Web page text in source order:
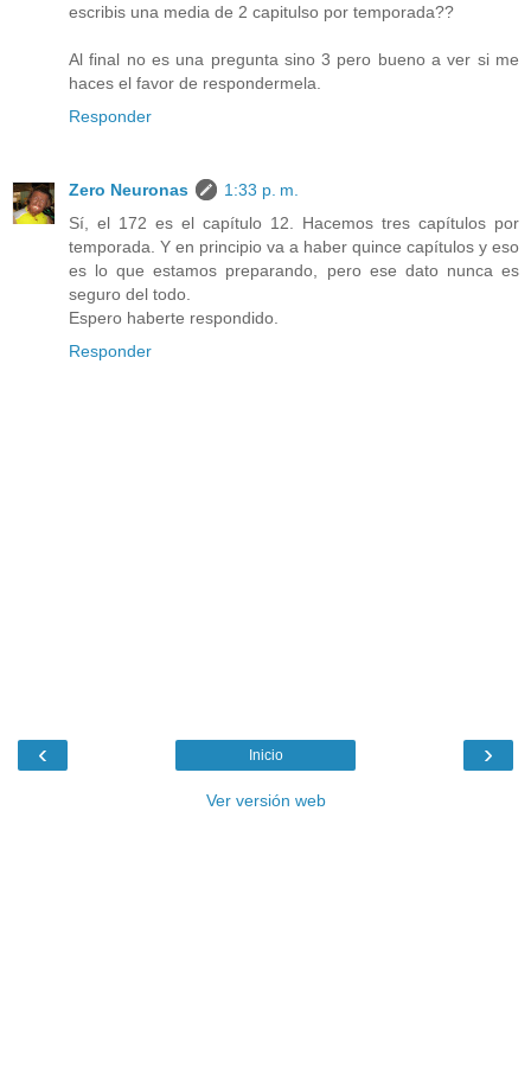
escribis una media de 2 capitulso por temporada??
Al final no es una pregunta sino 3 pero bueno a ver si me
haces el favor de respondermela.
Responder
Zero Neuronas
1:33 p. m.
Sí, el 172 es el capítulo 12. Hacemos tres capítulos por
temporada. Y en principio va a haber quince capítulos y eso
es lo que estamos preparando, pero ese dato nunca es
seguro del todo.
Espero haberte respondido.
Responder
‹ ›
Inicio
Ver versión web